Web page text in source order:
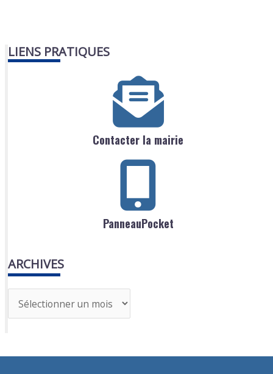
LIENS PRATIQUES
Contacter la mairie
PanneauPocket
ARCHIVES
r
h